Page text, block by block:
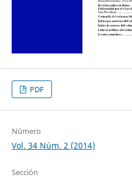
PDF
Número
Vol. 34 Núm. 2 (2014)
Sección